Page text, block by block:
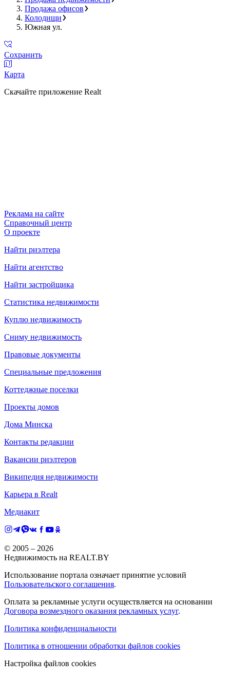
Продажа офисов
Колодищи
Южная ул.
Сохранить
Карта
Скачайте приложение Realt
Реклама на сайте
Справочный центр
О проекте
Найти риэлтера
Найти агентство
Найти застройщика
Статистика недвижимости
Куплю недвижимость
Сниму недвижимость
Правовые документы
Специальные предложения
Коттеджные поселки
Проекты домов
Дома Минска
Контакты редакции
Вакансии риэлтеров
Википедия недвижимости
Карьера в Realt
Медиакит
© 2005 – 2026
Недвижимость на REALT.BY
Использование портала означает принятие условий
Пользовательского соглашения.
Оплата за рекламные услуги осуществляется на основании
Договора возмездного оказания рекламных услуг.
Политика конфиденциальности
Политика в отношении обработки файлов cookies
Настройка файлов cookies